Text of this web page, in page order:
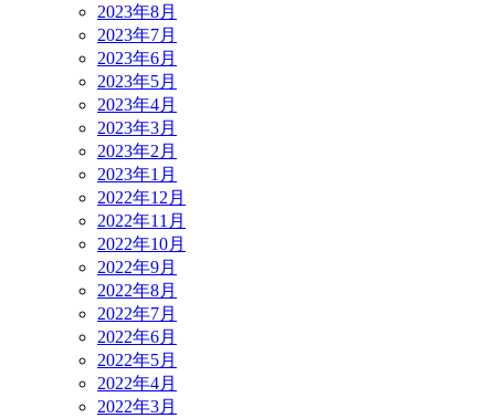
2023年8月
2023年7月
2023年6月
2023年5月
2023年4月
2023年3月
2023年2月
2023年1月
2022年12月
2022年11月
2022年10月
2022年9月
2022年8月
2022年7月
2022年6月
2022年5月
2022年4月
2022年3月